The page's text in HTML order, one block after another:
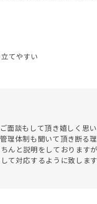
てやすい
面談もして頂き嬉しく思
理体制も聞いて頂き断る
んと説明をしておりますが
て対応するように致します